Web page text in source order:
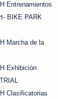
Entrenamientos
BIKE PARK
Marcha de la
Exhibición
Clasificatorias